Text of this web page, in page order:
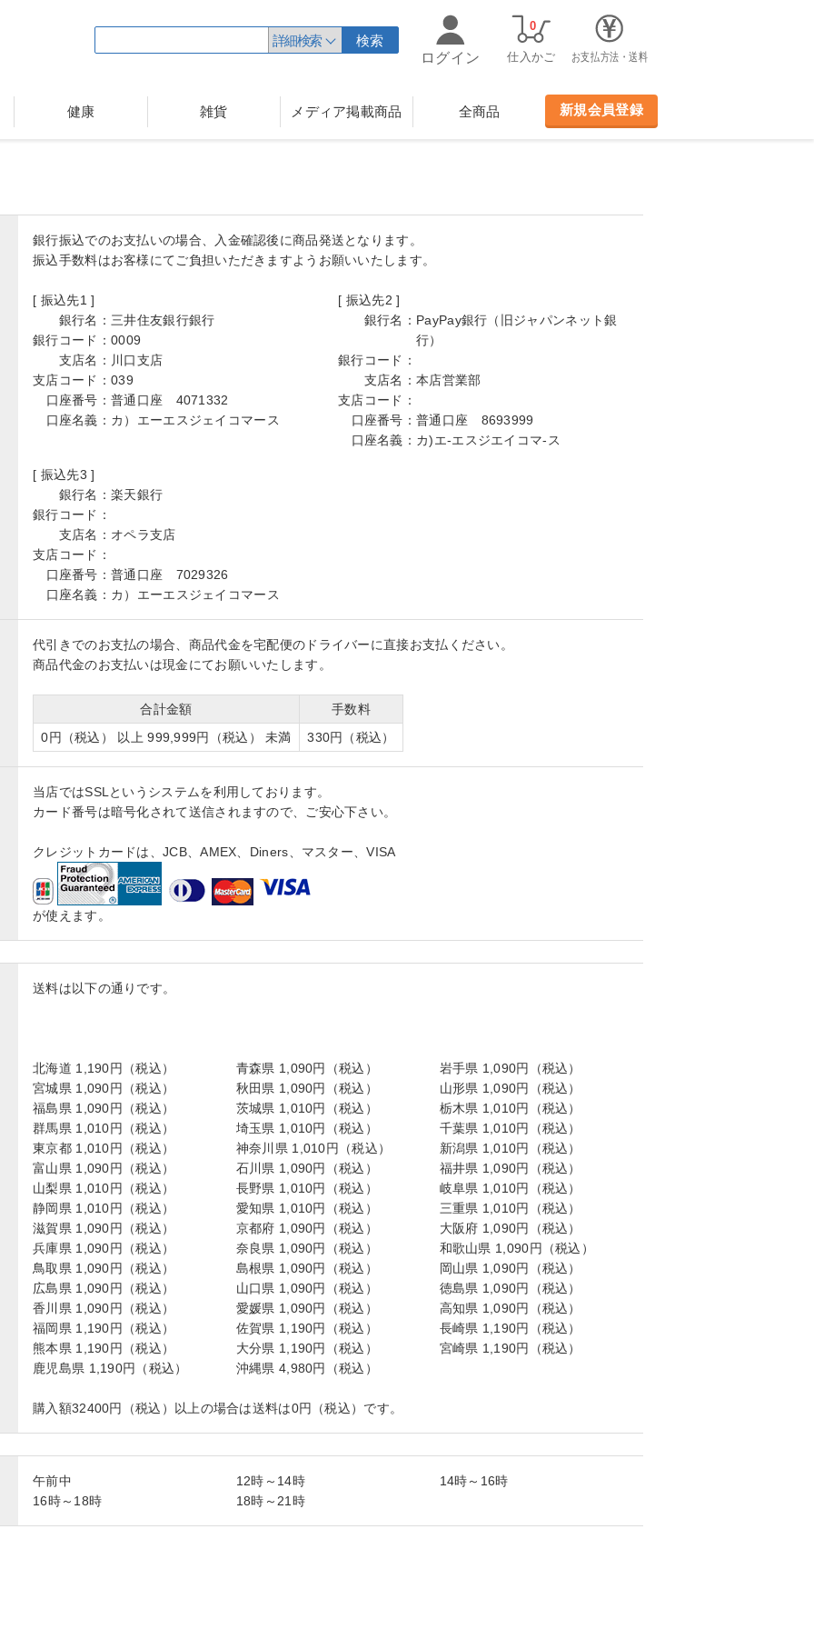
詳細検索
検索
ログイン
仕入かご
0
お支払方法・送料
健康 雑貨 メディア掲載商品 全商品 新規会員登録
銀行振込でのお支払いの場合、入金確認後に商品発送となります。
振込手数料はお客様にてご負担いただきますようお願いいたします。
[ 振込先1 ]
銀行名： 三井住友銀行銀行
銀行コード： 0009
支店名： 川口支店
支店コード： 039
口座番号： 普通口座 4071332
口座名義： カ）エーエスジェイコマース
[ 振込先2 ]
銀行名： PayPay銀行（旧ジャパンネット銀
行）
銀行コード：
支店名： 本店営業部
支店コード：
口座番号： 普通口座 8693999
口座名義： カ)エ-エスジエイコマ-ス
[ 振込先3 ]
銀行名： 楽天銀行
銀行コード：
支店名： オペラ支店
支店コード：
口座番号： 普通口座 7029326
口座名義： カ）エーエスジェイコマース
代引きでのお支払の場合、商品代金を宅配便のドライバーに直接お支払ください。
商品代金のお支払いは現金にてお願いいたします。
合計金額
手数料
0円（税込） 以上 999,999円（税込） 未満
330円（税込）
当店ではSSLというシステムを利用しております。
カード番号は暗号化されて送信されますので、ご安心下さい。
クレジットカードは、JCB、AMEX、Diners、マスター、VISA
が使えます。
送料は以下の通りです。
北海道 1,190円（税込） 青森県 1,090円（税込）
岩手県 1,090円（税込）
宮城県 1,090円（税込）
秋田県 1,090円（税込）
山形県 1,090円（税込）
福島県 1,090円（税込）
茨城県 1,010円（税込）
栃木県 1,010円（税込）
群馬県 1,010円（税込）
埼玉県 1,010円（税込）
千葉県 1,010円（税込）
東京都 1,010円（税込）
神奈川県 1,010円（税込）
新潟県 1,010円（税込）
富山県 1,090円（税込）
石川県 1,090円（税込）
福井県 1,090円（税込）
山梨県 1,010円（税込）
長野県 1,010円（税込）
岐阜県 1,010円（税込）
静岡県 1,010円（税込）
愛知県 1,010円（税込）
三重県 1,010円（税込）
滋賀県 1,090円（税込）
京都府 1,090円（税込）
大阪府 1,090円（税込）
兵庫県 1,090円（税込）
奈良県 1,090円（税込）
和歌山県 1,090円（税込）
鳥取県 1,090円（税込）
島根県 1,090円（税込）
岡山県 1,090円（税込）
広島県 1,090円（税込）
山口県 1,090円（税込）
徳島県 1,090円（税込）
香川県 1,090円（税込）
愛媛県 1,090円（税込）
高知県 1,090円（税込）
福岡県 1,190円（税込）
佐賀県 1,190円（税込）
長崎県 1,190円（税込）
熊本県 1,190円（税込）
大分県 1,190円（税込）
宮崎県 1,190円（税込）
鹿児島県 1,190円（税込）
沖縄県 4,980円（税込）
購入額32400円（税込）以上の場合は送料は0円（税込）です。
午前中 12時～14時
14時～16時
16時～18時
18時～21時